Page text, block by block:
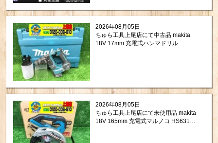
2026年08月05日
ちゅら工具上尾店にて中古品 makita
18V 17mm 充電式ハンマドリル
2026年08月05日
ちゅら工具上尾店にて未使用品 makita
18V 165mm 充電式マルノコ HS631DZ